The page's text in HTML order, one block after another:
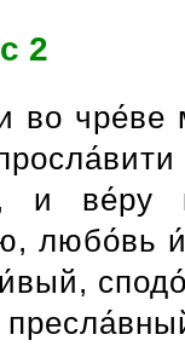
2
во чре́ве
и ве́ру
любо́вь